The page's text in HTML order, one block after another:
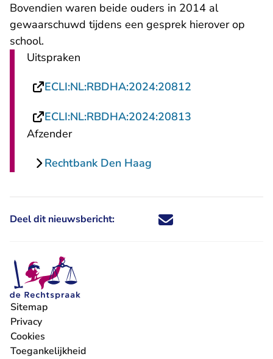
Bovendien waren beide ouders in 2014 al
gewaarschuwd tijdens een gesprek hierover op
school.
Uitspraken
ECLI:NL:RBDHA:2024:20812
ECLI:NL:RBDHA:2024:20813
Afzender
Rechtbank Den Haag
Deel dit nieuwsbericht: Deel dit nieuwsbericht via X -
Deel dit nieuwsbericht via
Deel dit nieuwsbericht
Deel dit
Sitemap
Privacy
Cookies
Toegankelijkheid